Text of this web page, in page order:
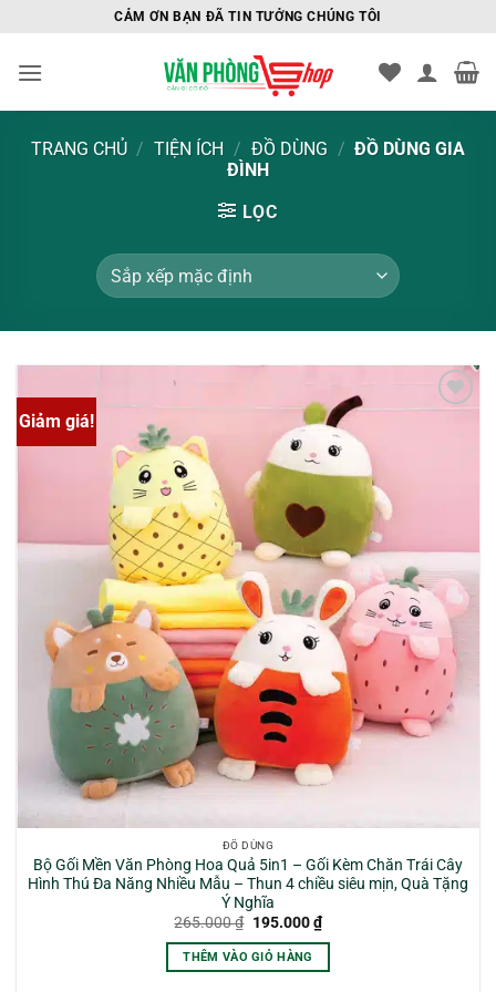
nội
CẢM ƠN BẠN ĐÃ TIN TƯỞNG CHÚNG TÔI
TRANG CHỦ / TIỆN ÍCH / ĐỒ DÙNG / ĐỒ DÙNG GIA
ĐÌNH
LỌC
Giảm giá!
ĐỒ DÙNG
Bộ Gối Mền Văn Phòng Hoa Quả 5in1 – Gối Kèm Chăn Trái Cây
Hình Thú Đa Năng Nhiều Mẫu – Thun 4 chiều siêu mịn, Quà Tặng
Ý Nghĩa
265.000₫ Giá
là:
265.000 ₫.
195.000₫Giá
hiện
tại
THÊM VÀO GIỎ HÀNG